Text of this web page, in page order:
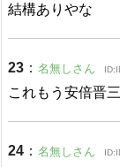
結構ありやな
23 ： 名無しさん
これもう安倍晋
24 ： 名無しさん